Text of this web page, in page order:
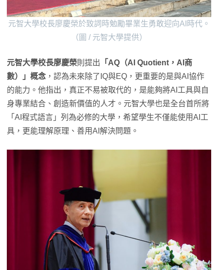
元智大學校長廖慶榮於致詞時勉勵畢業生勇敢迎向AI時代。
（圖 / 元智大學提供）
元智大學校長廖慶榮則提出 「AQ（AI Quotient，AI商
數）」概念 ，認為未來除了IQ與EQ，更重要的是與AI協作
的能力。他指出，真正不易被取代的，是能夠將AI工具與自
身專業結合、創造新價值的人才。元智大學也是全台首所將
「AI程式語言」列為必修的大學，希望學生不僅能使用AI工
具，更能理解原理、善用AI解決問題。